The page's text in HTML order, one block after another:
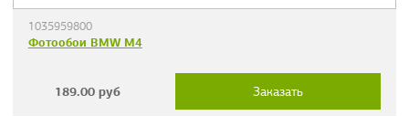
1035959800
Фотообои BMW M4
189.00 руб Заказать